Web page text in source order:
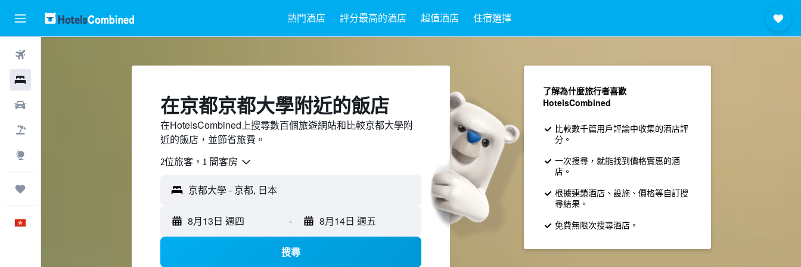
熱門酒店 評分最高的酒店 超值酒店 住宿選擇
​在京都京都大學附近​的飯店
在HotelsCombined上搜尋數百個旅遊網站和比較京都大學附
近的飯店，並節省旅費。
2位旅客，1 間客房
8月13日 週四 - 8月14日 週五
搜尋
了解為什麼旅行者喜歡
HotelsCombined
比較數千篇用戶評論中收集的酒店評
分。
一次搜尋，就能找到價格實惠的酒
店。
根據連鎖酒店、設施、價格等自訂搜
尋結果。
免費無限次搜尋酒店。